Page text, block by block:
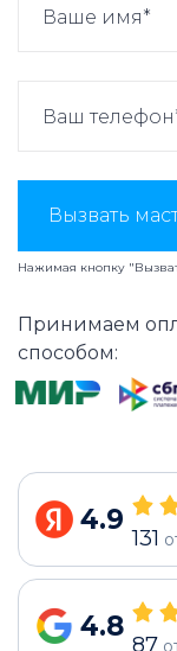
Вызвать
Нажимая кнопку
Принимаем
способом:
4.9
131
4.8
87